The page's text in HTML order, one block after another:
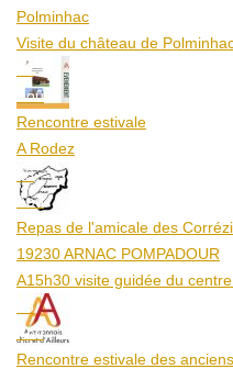
Polminhac
Visite du château de
12
Aoû
Rencontre estivale
A Rodez
23
Aoû
Repas de l'amicale des
19230 ARNAC POMPADOUR
A15h30 visite guidée du
25
Aoû
Rencontre estivale des